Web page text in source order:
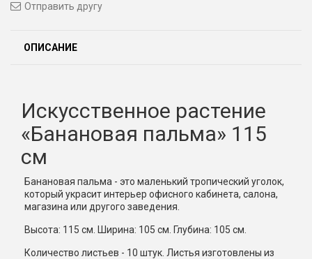
Отправить другу
ОПИСАНИЕ
Искусственное растение
«Банановая пальма» 115
см
Банановая пальма - это маленький тропический уголок,
который украсит интерьер офисного кабинета, салона,
магазина или другого заведения.
Высота: 115 см. Ширина: 105 см. Глубина: 105 см.
Количество листьев - 10 штук. Листья изготовлены из